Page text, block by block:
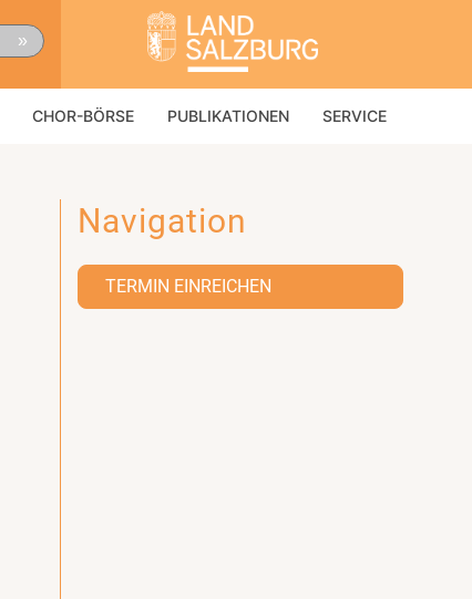
»
CHOR-BÖRSE PUBLIKATIONEN SERVICE
Navigation
TERMIN EINREICHEN